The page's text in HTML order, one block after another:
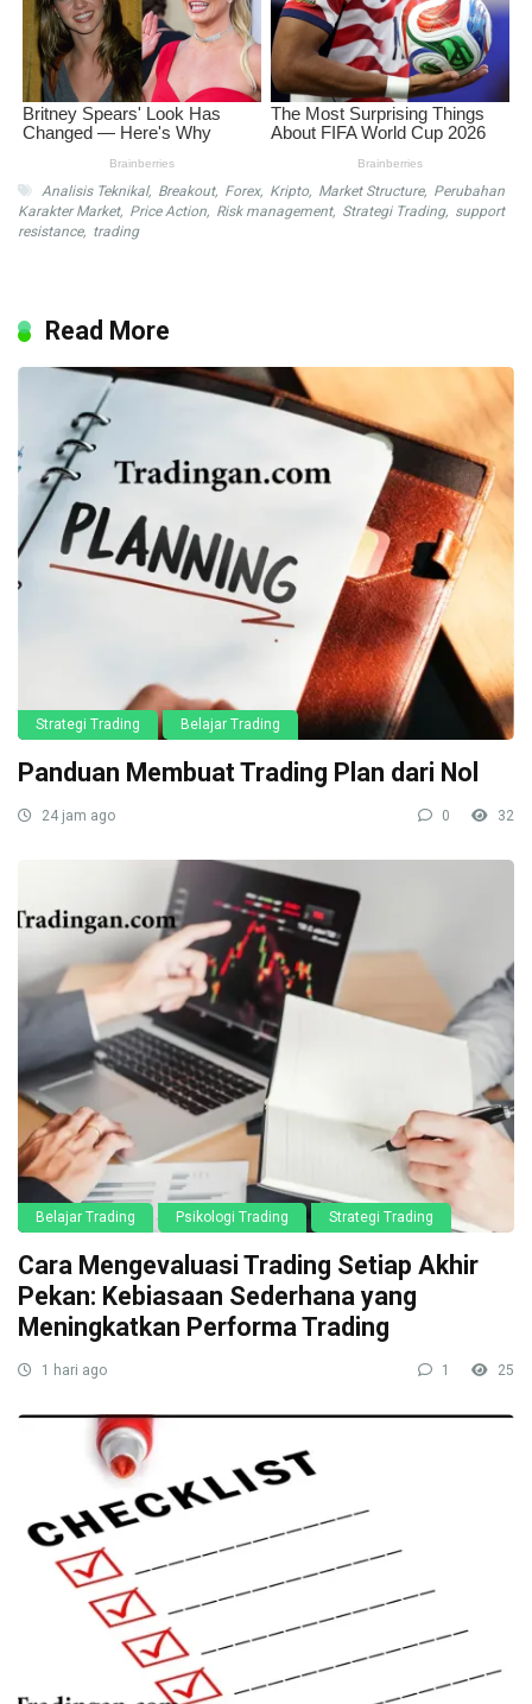
Analisis Teknikal, Breakout, Forex, Kripto, Market Structure, Perubahan
Karakter Market, Price Action, Risk management, Strategi Trading, support
resistance, trading
Read More
Strategi Trading Belajar Trading
Panduan Membuat Trading Plan dari Nol
24 jam ago 0 32
Belajar Trading Psikologi Trading Strategi Trading
Cara Mengevaluasi Trading Setiap Akhir
Pekan: Kebiasaan Sederhana yang
Meningkatkan Performa Trading
1 hari ago 1 25